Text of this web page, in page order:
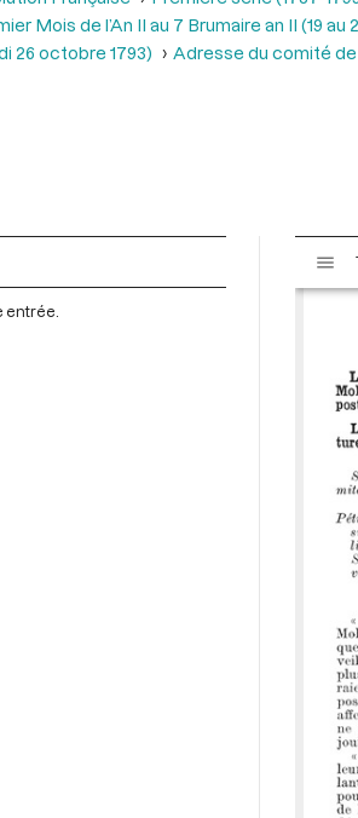
Mois de l’An II au 7 Brumaire an II (19 au
26 octobre 1793)
Adresse du comité
entrée.
s